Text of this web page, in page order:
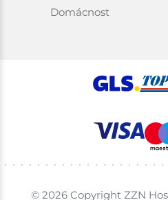
Domácnost
© 2026 Copyright ZZN